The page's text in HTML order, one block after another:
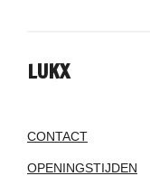
LUKX
CONTACT
OPENINGSTIJDEN